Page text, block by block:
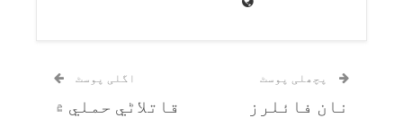
پچھلی پوسٹ
نان فائلرز
اگلی پوسٹ
قاتلاڻي حملي ۾